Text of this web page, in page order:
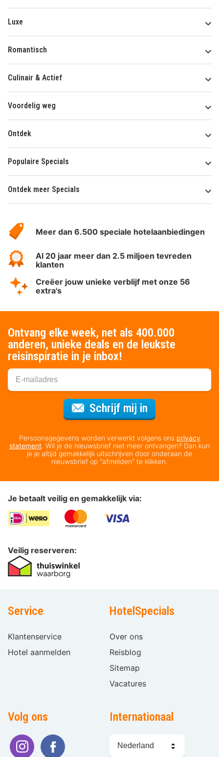
Luxe
Romantisch
Culinair & Actief
Voordelig weg
Ontdek
Populaire Specials
Ontdek meer Specials
HotelSpecials
Meer dan 6.500 speciale hotelaanbiedingen
Al 20 jaar meer dan 2.5 miljoen tevreden
klanten
Creëer jouw unieke verblijf met onze 56
extra's
Ontvang elke week, net als 400.000
anderen, unieke deals en de leukste
reisinspiratie in je inbox!
Schrijf mij in
Persoonsgegevens worden verwerkt volgens ons privacy
statement. Wil je de nieuwsbrief niet meer ontvangen? Dan kun
je je altijd gemakkelijk uitschrijven door onderaan de
nieuwsbrief op “afmelden” te klikken.
Je betaalt veilig en gemakkelijk via:
Veilig reserveren:
Service
Klantenservice
Hotel aanmelden
HotelSpecials
Over ons
Reisblog
Sitemap
Vacatures
Volg ons Internationaal
kiezen